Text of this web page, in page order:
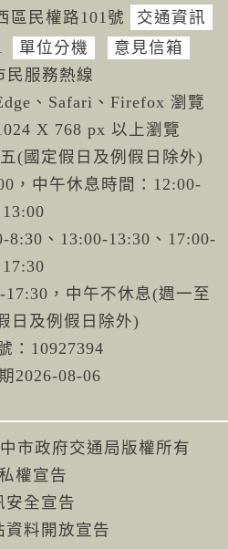
區民權路101號
交通資訊
單位分機
意見信箱
民服務熱線
、Safari、Firefox 瀏覽
X 768 px 以上瀏覽
(國定假日及例假日除外)
，中午休息時間：12:00-
13:00
8:30、13:00-13:30、17:00-
17:30
，中午不休息(週一至
日及例假日除外)
：10927394
2026-08-06
市政府交通局版權所有
權宣告
安全宣告
資料開放宣告